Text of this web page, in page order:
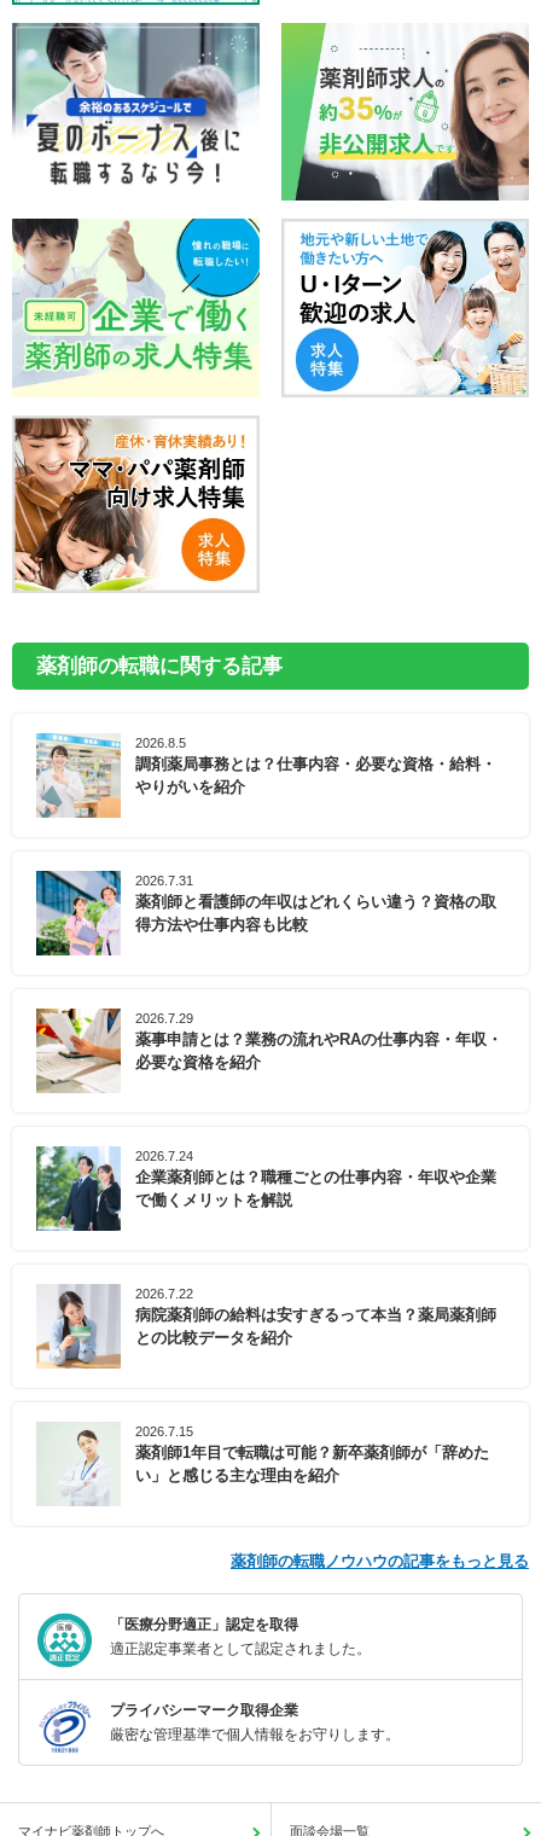
薬剤師の転職に関する記事
2026.8.5
調剤薬局事務とは？仕事内容・必要な資格・給料・
やりがいを紹介
2026.7.31
薬剤師と看護師の年収はどれくらい違う？資格の取
得方法や仕事内容も比較
2026.7.29
薬事申請とは？業務の流れやRAの仕事内容・年収・
必要な資格を紹介
2026.7.24
企業薬剤師とは？職種ごとの仕事内容・年収や企業
で働くメリットを解説
2026.7.22
病院薬剤師の給料は安すぎるって本当？薬局薬剤師
との比較データを紹介
2026.7.15
薬剤師1年目で転職は可能？新卒薬剤師が「辞めた
い」と感じる主な理由を紹介
薬剤師の転職ノウハウの記事をもっと見る
「医療分野適正」認定を取得
適正認定事業者として認定されました。
プライバシーマーク取得企業
厳密な管理基準で個人情報をお守りします。
マイナビ薬剤師トップへ 面談会場一覧